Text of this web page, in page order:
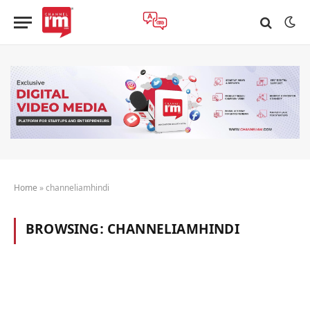
Home »channeliamhindi
BROWSING: CHANNELIAMHINDI